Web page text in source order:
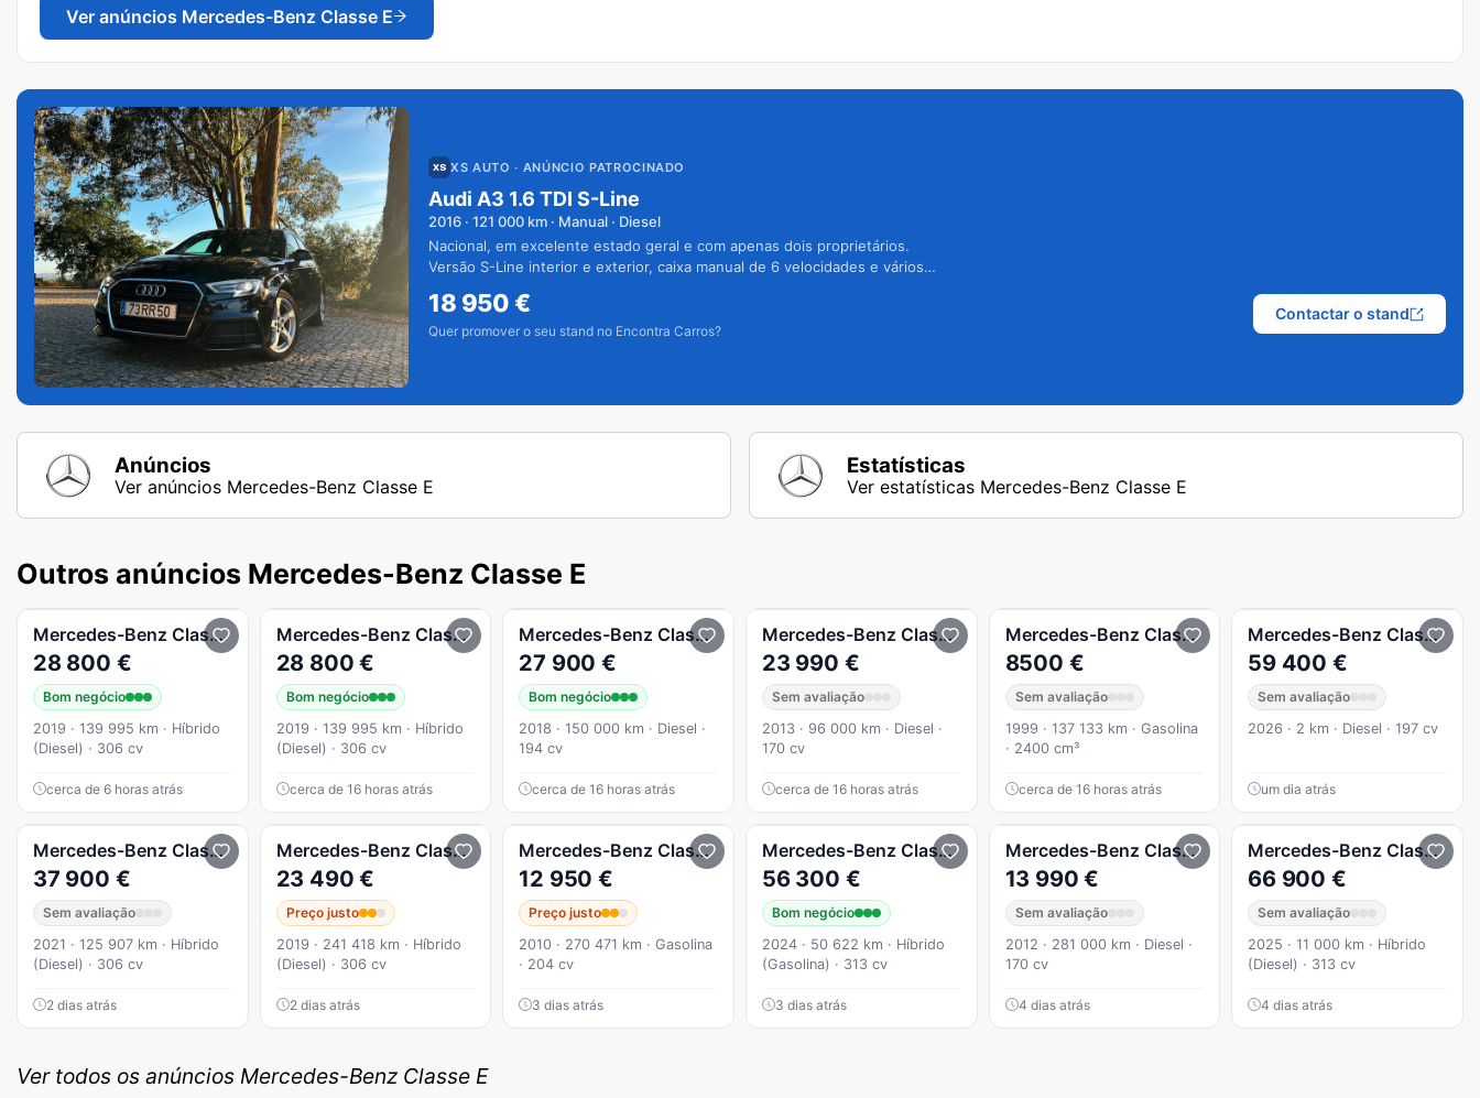
Ver anúncios Mercedes-Benz Classe E
XS AUTO · ANÚNCIO PATROCINADO
Audi A3 1.6 TDI S-Line
2016 · 121 000 km · Manual · Diesel
Nacional, em excelente estado geral e com apenas dois proprietários.
Versão S-Line interior e exterior, caixa manual de 6 velocidades e vários
18 950€
Quer promover o seu stand no Encontra Carros?
Contactar o stand
Anúncios
Ver anúncios Mercedes-Benz Classe E
Estatísticas
Ver estatísticas Mercedes-Benz Classe E
Outros anúncios Mercedes-Benz Classe E
Mercedes-Benz Classe E
28 800 €
Bom negócio
2019 · 139 995 km · Híbrido
(Diesel) · 306 cv
cerca de 6 horas atrás
Mercedes-Benz Classe E E 300 de Avantgarde
28 800 €
Bom negócio
2019 · 139 995 km · Híbrido
(Diesel) · 306 cv
cerca de 16 horas atrás
Mercedes-Benz Classe E E 220 d Avantgarde
27 900 €
Bom negócio
2018 · 150 000 km · Diesel ·
194 cv
cerca de 16 horas atrás
Mercedes-Benz Classe E E 220 CDi Avantgarde BlueEfficiency
23 990 €
Sem avaliação
2013 · 96 000 km · Diesel ·
170 cv
cerca de 16 horas atrás
Mercedes-Benz Classe E 240
8500 €
Sem avaliação
1999 · 137 133 km · Gasolina
· 2400 cm³
cerca de 16 horas atrás
Mercedes-Benz Classe E
59 400 €
Sem avaliação
2026 · 2 km · Diesel · 197 cv
um dia atrás
Mercedes-Benz Classe E E 300 de AMG Line
37 900 €
Sem avaliação
2021 · 125 907 km · Híbrido
(Diesel) · 306 cv
2 dias atrás
Mercedes-Benz Classe E E 300 De AMG Line
23 490 €
Preço justo
2019 · 241 418 km · Híbrido
(Diesel) · 306 cv
2 dias atrás
Mercedes-Benz Classe E E 250 CGI BlueEFFICIENCY 7G-TRONIC Elegance
12 950 €
Preço justo
2010 · 270 471 km · Gasolina
· 204 cv
3 dias atrás
Mercedes-Benz Classe E
56 300 €
Bom negócio
2024 · 50 622 km · Híbrido
(Gasolina) · 313 cv
3 dias atrás
Mercedes-Benz Classe E
13 990 €
Sem avaliação
2012 · 281 000 km · Diesel ·
170 cv
4 dias atrás
Mercedes-Benz Classe E
66 900 €
Sem avaliação
2025 · 11 000 km · Híbrido
(Diesel) · 313 cv
4 dias atrás
Ver todos os anúncios Mercedes-Benz Classe E